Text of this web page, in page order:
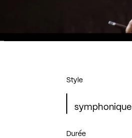
Style
symphonique
Durée